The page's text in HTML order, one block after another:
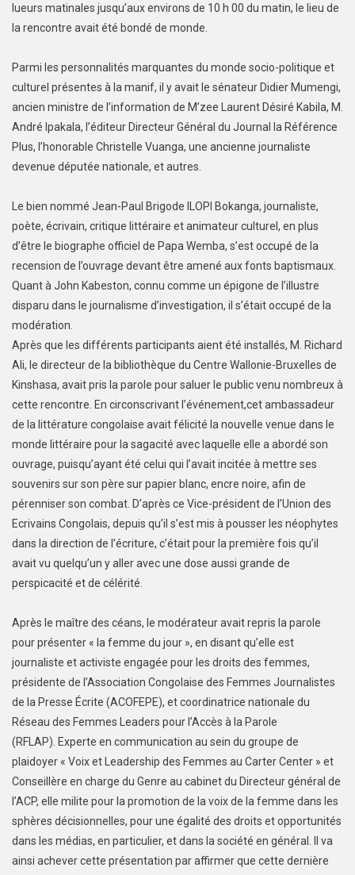
lueurs matinales jusqu’aux environs de 10 h 00 du matin, le lieu de
la rencontre avait été bondé de monde.
Parmi les personnalités marquantes du monde socio-politique et
culturel présentes à la manif, il y avait le sénateur Didier Mumengi,
ancien ministre de l’information de M’zee Laurent Désiré Kabila, M.
André Ipakala, l’éditeur Directeur Général du Journal la Référence
Plus, l’honorable Christelle Vuanga, une ancienne journaliste
devenue députée nationale, et autres.
Le bien nommé Jean-Paul Brigode ILOPI Bokanga, journaliste,
poète, écrivain, critique littéraire et animateur culturel, en plus
d’être le biographe officiel de Papa Wemba, s’est occupé de la
recension de l’ouvrage devant être amené aux fonts baptismaux.
Quant à John Kabeston, connu comme un épigone de l’illustre
disparu dans le journalisme d’investigation, il s’était occupé de la
modération.
Après que les différents participants aient été installés, M. Richard
Ali, le directeur de la bibliothèque du Centre Wallonie-Bruxelles de
Kinshasa, avait pris la parole pour saluer le public venu nombreux à
cette rencontre. En circonscrivant l’événement,cet ambassadeur
de la littérature congolaise avait félicité la nouvelle venue dans le
monde littéraire pour la sagacité avec laquelle elle a abordé son
ouvrage, puisqu’ayant été celui qui l’avait incitée à mettre ses
souvenirs sur son père sur papier blanc, encre noire, afin de
pérenniser son combat. D’après ce Vice-président de l’Union des
Ecrivains Congolais, depuis qu’il s’est mis à pousser les néophytes
dans la direction de l’écriture, c’était pour la première fois qu’il
avait vu quelqu’un y aller avec une dose aussi grande de
perspicacité et de célérité.
Après le maître des céans, le modérateur avait repris la parole
pour présenter « la femme du jour », en disant qu’elle est
journaliste et activiste engagée pour les droits des femmes,
présidente de l’Association Congolaise des Femmes Journalistes
de la Presse Écrite (ACOFEPE), et coordinatrice nationale du
Réseau des Femmes Leaders pour l’Accès à la Parole
(RFLAP). Experte en communication au sein du groupe de
plaidoyer « Voix et Leadership des Femmes au Carter Center » et
Conseillère en charge du Genre au cabinet du Directeur général de
l’ACP, elle milite pour la promotion de la voix de la femme dans les
sphères décisionnelles, pour une égalité des droits et opportunités
dans les médias, en particulier, et dans la société en général. Il va
ainsi achever cette présentation par affirmer que cette dernière